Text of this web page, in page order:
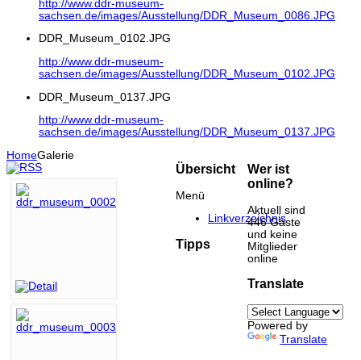
http://www.ddr-museum-
sachsen.de/images/Ausstellung/DDR_Museum_0086.JPG
DDR_Museum_0102.JPG
http://www.ddr-museum-
sachsen.de/images/Ausstellung/DDR_Museum_0102.JPG
DDR_Museum_0137.JPG
http://www.ddr-museum-
sachsen.de/images/Ausstellung/DDR_Museum_0137.JPG
HomeGalerie
Übersicht
Menü
Linkverzeichnis
Tipps
Wer ist
online?
Aktuell sind
446 Gäste
und keine
Mitglieder
online
Translate
Powered by
Translate